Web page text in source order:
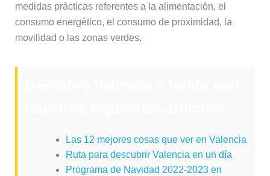
medidas prácticas referentes a la alimentación, el
consumo energético, el consumo de proximidad, la
movilidad o las zonas verdes.
Las 12 mejores cosas que ver en Valencia
Ruta para descubrir Valencia en un día
Programa de Navidad 2022-2023 en